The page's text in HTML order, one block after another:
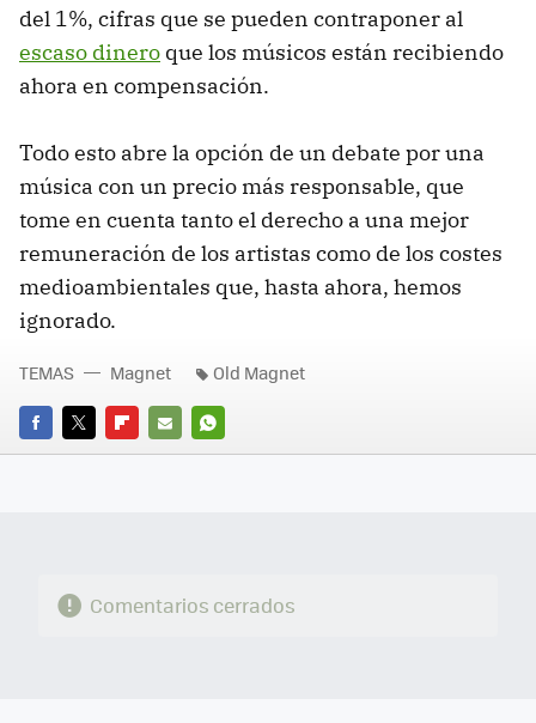
del 1%, cifras que se pueden contraponer al
escaso dinero que los músicos están recibiendo
ahora en compensación.
Todo esto abre la opción de un debate por una
música con un precio más responsable, que
tome en cuenta tanto el derecho a una mejor
remuneración de los artistas como de los costes
medioambientales que, hasta ahora, hemos
ignorado.
FACEBOOK
TWITTERFLIPBOARD
E-
WHATSAPP
TEMAS Magnet Old Magnet
Comentarios cerrados